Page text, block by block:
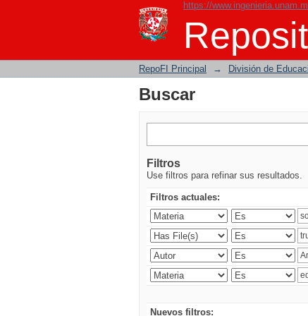
https://
Buscar
RepoFI Principal → División de
Buscar
Filtros
Use filtros para refinar sus resultados.
Filtros actuales:
Nuevos filtros: